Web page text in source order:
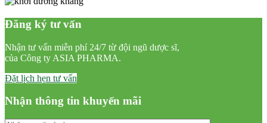
Đăng ký tư vấn
Nhận tư vấn miễn phí 24/7 từ đội ngũ dược sĩ,
của Công ty ASIA PHARMA.
Đặt lịch hẹn tư vấn
Nhận thông tin khuyến mãi